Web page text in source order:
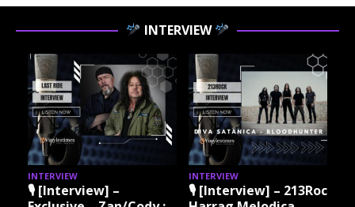
INTERVIEW
INTERVIEW
🎙 [Interview] –
INTERVIEW
🎙 [Interview] – 213Rock